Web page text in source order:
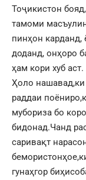
Тоҷикистон
тамоми
пинҳон карданд,
доданд, онҳоро
ҳам кори хуб
Ҳоло нашавад,ки
раддаи
мубориза бо
бидонад.Чанд
саривақт
гунаҳгор